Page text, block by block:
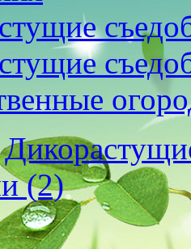
(2)